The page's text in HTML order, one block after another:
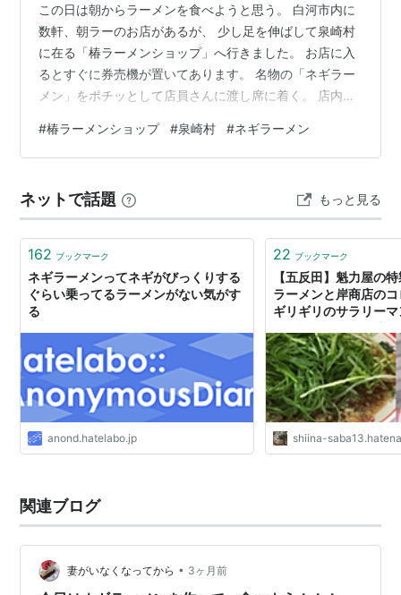
この日は朝からラーメンを食べようと思う。 白河市内に
数軒、朝ラーのお店があるが、 少し足を伸ばして泉崎村
に在る「椿ラーメンショップ」へ行きました。 お店に入
るとすぐに券売機が置いてあります。 名物の「ネギラー
メン」をポチッとして店員さんに渡し席に着く。 店内に
盛、大盛は無料となっている。 食べ過ぎないように普通
盛にしました。 ネギがテンコ盛りです。 カットされたチ
はプツンとした食感で普通盛りでも量は多めだと思う。
朝からお客さんがたくさん入ってきます。 皆さん中盛、
大盛を頼む方が多い。 私…
#椿ラーメンショップ #泉崎村 #ネギラーメン
ネットで話題 もっと見る
162 ブックマーク
ネギラーメンってネギがびっくりする
ぐらい乗ってるラーメンがない気がす
る
anond.hatelabo.jp
22 ブックマーク
【五反田】魁力屋の
ラーメンと岸商店の
ギリギリのサラリー
す。
shiina-
関連ブログ
妻がいなくなってから • 3ヶ月前